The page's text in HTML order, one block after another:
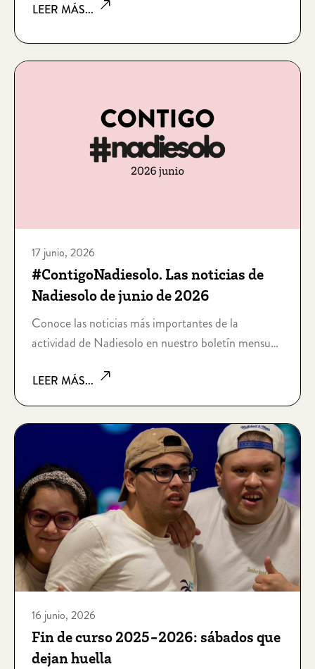
LEER MÁS...
17 junio, 2026
#ContigoNadiesolo. Las noticias de
Nadiesolo de junio de 2026
Conoce las noticias más importantes de la
actividad de Nadiesolo en nuestro boletín mensual
LEER MÁS...
16 junio, 2026
Fin de curso 2025-2026: sábados que
dejan huella